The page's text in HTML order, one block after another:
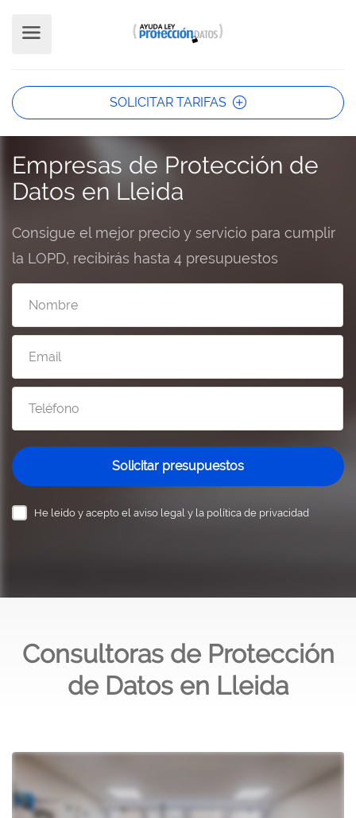
SOLICITAR TARIFAS
Empresas de Protección de
Datos en Lleida
Consigue el mejor precio y servicio para cumplir
la LOPD, recibirás hasta 4 presupuestos
Solicitar presupuestos
He leído y acepto el aviso legal y la política de privacidad
Consultoras de Protección
de Datos en Lleida